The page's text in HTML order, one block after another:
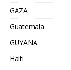
GAZA
Guatemala
GUYANA
Haiti